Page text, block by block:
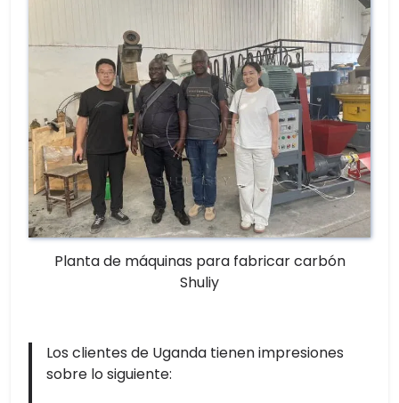
Planta de máquinas para fabricar carbón
Shuliy
Los clientes de Uganda tienen impresiones
sobre lo siguiente: